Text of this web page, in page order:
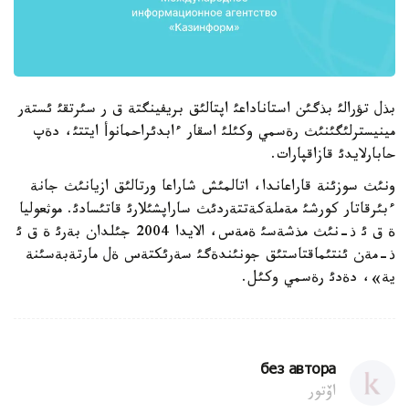
بذل تؤرالئ بذگئن استاناداعئ اپتالئق بريفينگتة ق ر سئرتقئ ئستةر
مينيسترلئگئنئث رةسمي وكئلئ اسقار ءابدئراحمانوأ ايتتئ، دةپ
حابارلايدئ قازاقپارات.
ونئث سوزئنة قاراعاندا، اتالمئش شاراعا ورتالئق ازيانئث جانة
ءبئرقاتار كورشئ مةملةكةتتةردئث ساراپشئلارئ قاتئسادئ. موثعوليا
ة ق ئ ذ-نئث مذشةسئ ةمةس، الايدا 2004 جئلدان بةرئ ة ق ئ
ذ-مةن ئنتئماقتاستئق جونئندةگئ سةرئكتةس ةل مارتةبةسئنة
ية»، دةدئ رةسمي وكئل.
без автора
اۆتور